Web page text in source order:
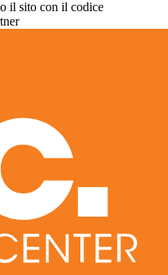
il sito con il codice